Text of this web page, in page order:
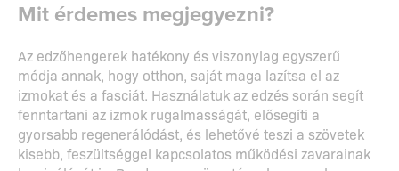
Mit érdemes megjegyezni?
Az edzőhengerek hatékony és viszonylag egyszerű
módja annak, hogy otthon, saját maga lazítsa el az
izmokat és a fasciát. Használatuk az edzés során segít
fenntartani az izmok rugalmasságát, elősegíti a
gyorsabb regenerálódást, és lehetővé teszi a szövetek
kisebb, feszültséggel kapcsolatos működési zavarainak